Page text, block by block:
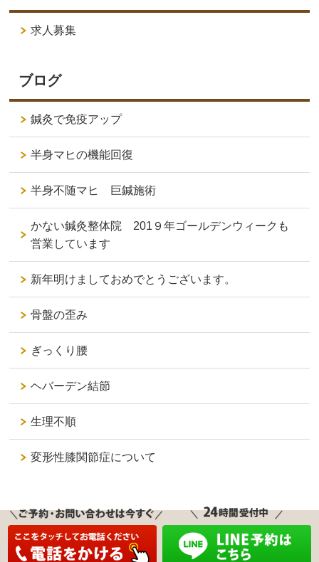
求人募集
ブログ
鍼灸で免疫アップ
半身マヒの機能回復
半身不随マヒ 巨鍼施術
かない鍼灸整体院 201９年ゴールデンウィークも
営業しています
新年明けましておめでとうございます。
骨盤の歪み
ぎっくり腰
ヘバーデン結節
生理不順
変形性膝関節症について